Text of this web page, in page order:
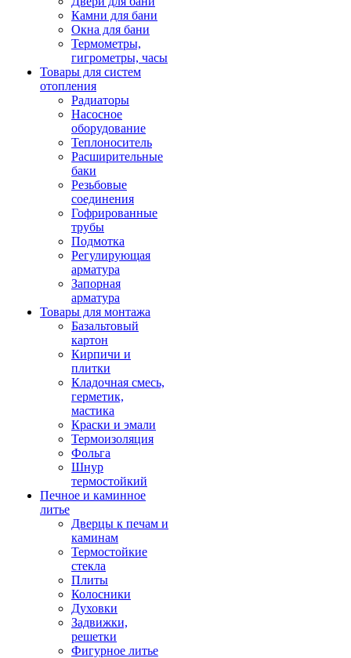
Камни для бани
Окна для бани
Термометры,
гигрометры, часы
Товары для систем
отопления
Радиаторы
Насосное
оборудование
Теплоноситель
Расширительные
баки
Резьбовые
соединения
Гофрированные
трубы
Подмотка
Регулирующая
арматура
Запорная
арматура
Товары для монтажа
Базальтовый
картон
Кирпичи и
плитки
Кладочная смесь,
герметик,
мастика
Краски и эмали
Термоизоляция
Фольга
Шнур
термостойкий
Печное и каминное
литье
Дверцы к печам и
каминам
Термостойкие
стекла
Плиты
Колосники
Духовки
Задвижки,
решетки
Фигурное литье